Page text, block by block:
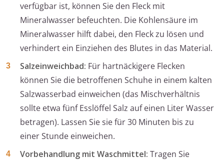
verfügbar ist, können Sie den Fleck mit
Mineralwasser befeuchten. Die Kohlensäure im
Mineralwasser hilft dabei, den Fleck zu lösen und
verhindert ein Einziehen des Blutes in das Material.
Salzeinweichbad: Für hartnäckigere Flecken
können Sie die betroffenen Schuhe in einem kalten
Salzwasserbad einweichen (das Mischverhältnis
sollte etwa fünf Esslöffel Salz auf einen Liter Wasser
betragen). Lassen Sie sie für 30 Minuten bis zu
einer Stunde einweichen.
Vorbehandlung mit Waschmittel: Tragen Sie